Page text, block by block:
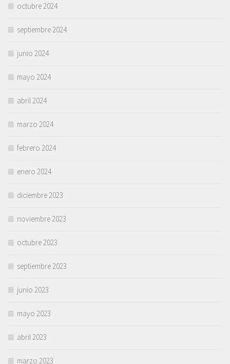
octubre 2024
septiembre 2024
junio 2024
mayo 2024
abril 2024
marzo 2024
febrero 2024
enero 2024
diciembre 2023
noviembre 2023
octubre 2023
septiembre 2023
junio 2023
mayo 2023
abril 2023
marzo 2023